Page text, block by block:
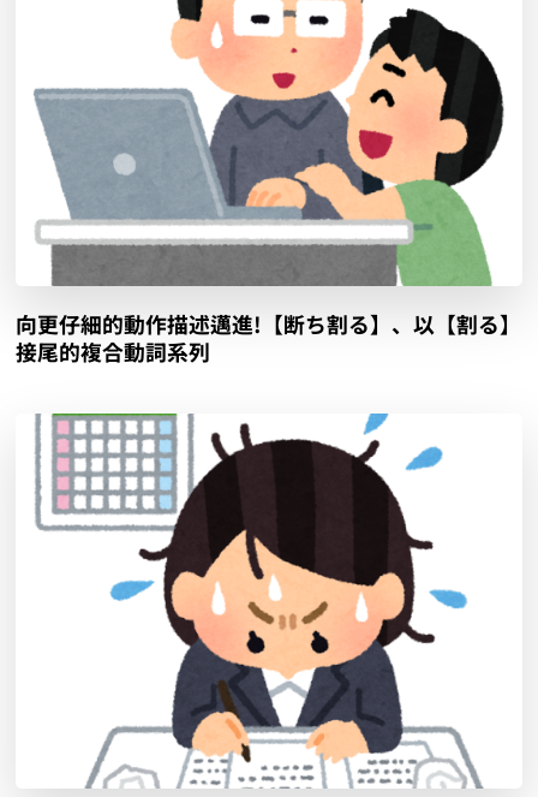
向更仔細的動作描述邁進!【断ち割る】、以【割る】
接尾的複合動詞系列